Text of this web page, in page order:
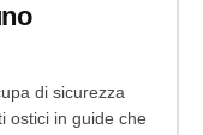
di sicurezza
ostici in guide che